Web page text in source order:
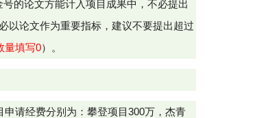
的论文方能计入项目成果中，不必提出
以论文作为重要指标，建议不要提出超过
量填写0）。
请经费分别为：攀登项目300万，杰青